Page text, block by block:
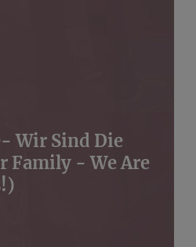
Wir Sind Die
Family - We Are